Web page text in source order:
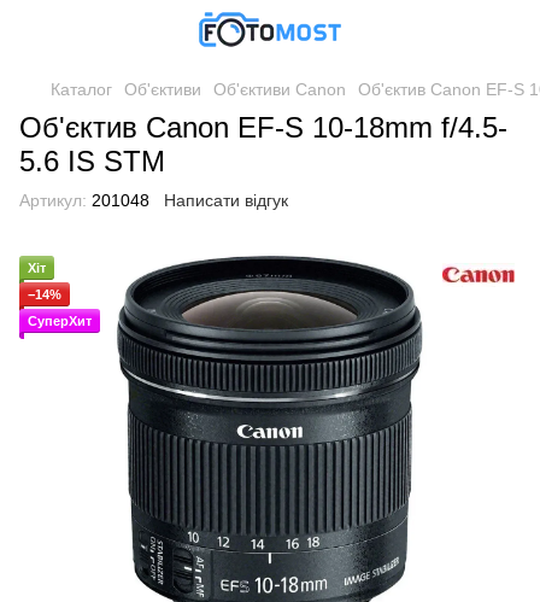
Каталог Об'єктиви Об'єктиви Canon Об'єктив Canon EF-S
Об'єктив Canon EF-S 10-18mm f/4.5-
5.6 IS STM
Артикул: 201048 Написати відгук
Хіт
−14%
СуперХит